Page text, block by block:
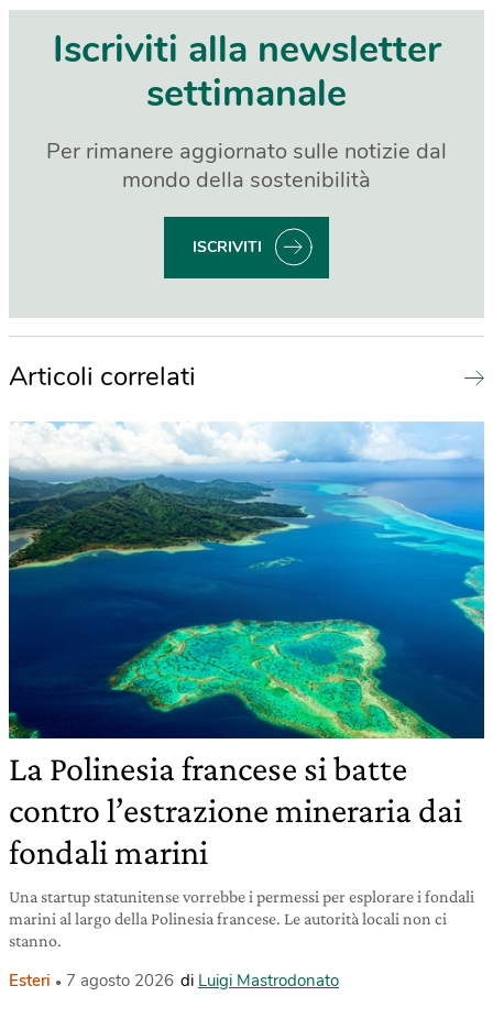
Iscriviti alla newsletter
settimanale
Per rimanere aggiornato sulle notizie dal
mondo della sostenibilità
ISCRIVITI
Articoli correlati
La Polinesia francese si batte
contro l’estrazione mineraria dai
fondali marini
Una startup statunitense vorrebbe i permessi per esplorare i fondali
marini al largo della Polinesia francese. Le autorità locali non ci
stanno.
Esteri 7 agosto 2026 di Luigi Mastrodonato